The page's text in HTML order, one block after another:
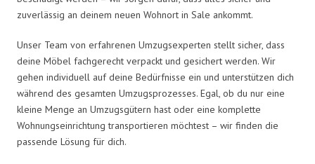
zuverlässig an deinem neuen Wohnort in Sale ankommt.
Unser Team von erfahrenen Umzugsexperten stellt sicher, dass
deine Möbel fachgerecht verpackt und gesichert werden. Wir
gehen individuell auf deine Bedürfnisse ein und unterstützen dich
während des gesamten Umzugsprozesses. Egal, ob du nur eine
kleine Menge an Umzugsgütern hast oder eine komplette
Wohnungseinrichtung transportieren möchtest – wir finden die
passende Lösung für dich.